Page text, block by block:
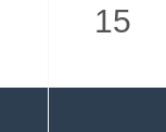
15